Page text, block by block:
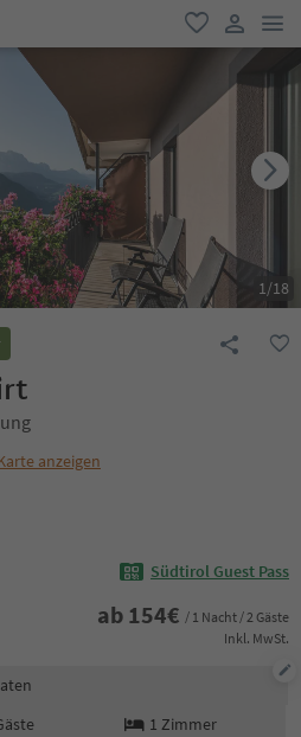
favorit
user link
1/18
anzeigen
Südtirol Guest Pass
ab 154€ / 1 Nacht / 2 Gäste
Inkl. MwSt.
1 Zimmer